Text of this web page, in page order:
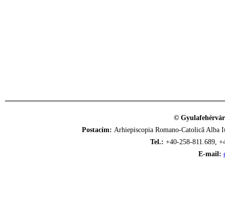
©
Postacím: Arhiepiscopia Romano-Catolică
Tel.: +40-258-811.689,
E-mail: